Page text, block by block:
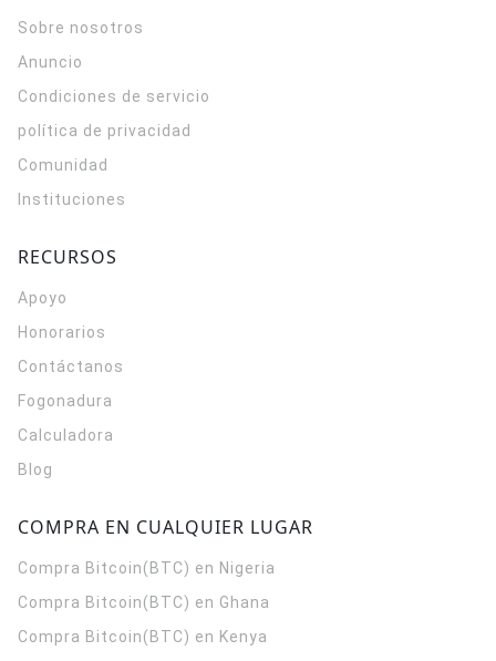
Sobre nosotros
Anuncio
Condiciones de servicio
política de privacidad
Comunidad
Instituciones
RECURSOS
Apoyo
Honorarios
Contáctanos
Fogonadura
Calculadora
Blog
COMPRA EN CUALQUIER LUGAR
Compra Bitcoin(BTC) en Nigeria
Compra Bitcoin(BTC) en Ghana
Compra Bitcoin(BTC) en Kenya